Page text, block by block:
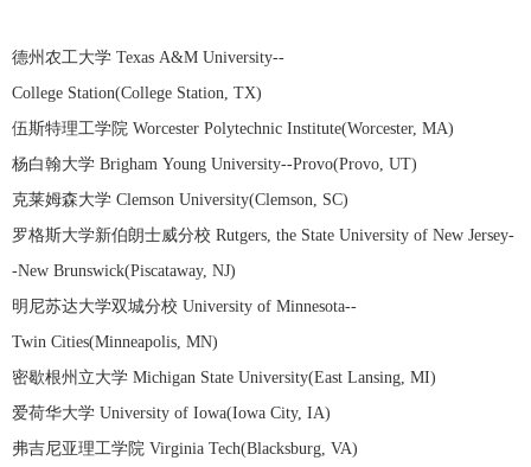
德州农工大学 Texas A&M University--
College Station(College Station, TX)
伍斯特理工学院 Worcester Polytechnic Institute(Worcester, MA)
杨白翰大学 Brigham Young University--Provo(Provo, UT)
克莱姆森大学 Clemson University(Clemson, SC)
罗格斯大学新伯朗士威分校 Rutgers, the State University of New Jersey-
-New Brunswick(Piscataway, NJ)
明尼苏达大学双城分校 University of Minnesota--
Twin Cities(Minneapolis, MN)
密歇根州立大学 Michigan State University(East Lansing, MI)
爱荷华大学 University of Iowa(Iowa City, IA)
弗吉尼亚理工学院 Virginia Tech(Blacksburg, VA)